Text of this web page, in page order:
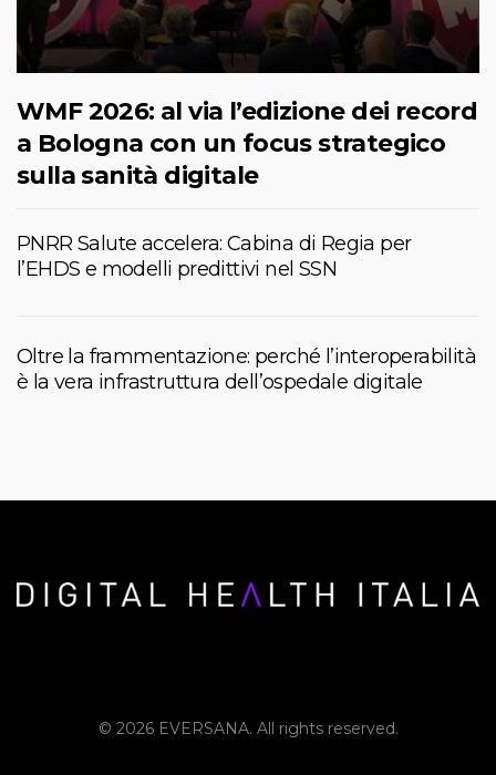
WMF 2026: al via l’edizione dei record
a Bologna con un focus strategico
sulla sanità digitale
PNRR Salute accelera: Cabina di Regia per
l’EHDS e modelli predittivi nel SSN
Oltre la frammentazione: perché l’interoperabilità
è la vera infrastruttura dell’ospedale digitale
© 2026 EVERSANA. All rights reserved.